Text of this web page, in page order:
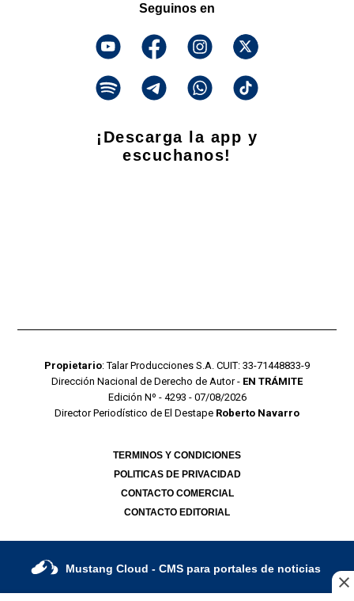
Seguinos en
¡Descarga la app y
escuchanos!
Propietario: Talar Producciones S.A. CUIT: 33-71448833-9
Dirección Nacional de Derecho de Autor - EN TRÁMITE
Edición Nº - 4293 - 07/08/2026
Director Periodístico de El Destape Roberto Navarro
TERMINOS Y CONDICIONES
POLITICAS DE PRIVACIDAD
CONTACTO COMERCIAL
CONTACTO EDITORIAL
Mustang Cloud - CMS para portales de noticias